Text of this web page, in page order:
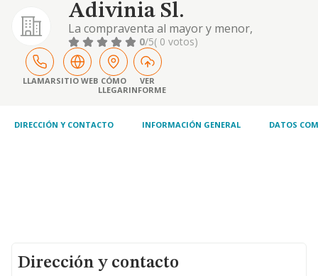
Adivinia Sl.
La compraventa al mayor y menor,
importacion, exportacion, distribucion y
representacion de toda clase de productos
de peluqueria, estetica y cosmetica, asi como
el mobiliario y accesorios para dichas
actividades
0/5( 0 votos)
LLAMARSITIO WEB CÓMO
LLEGAR
VER
INFORME
DIRECCIÓN Y CONTACTO INFORMACIÓN GENERAL DATOS
Dirección y contacto